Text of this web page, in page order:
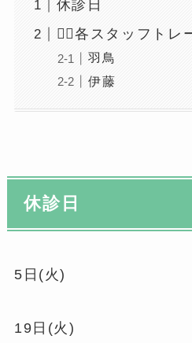
休診日
🤸‍♀️各スタッフトレ
羽鳥
伊藤
休診日
5日(火)
19日(火)